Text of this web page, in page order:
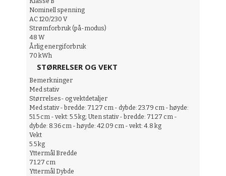
Nominell spenning
AC 120/230 V
Strømforbruk (på-modus)
48 W
Årlig energiforbruk
70 kWh
STØRRELSER OG VEKT
Bemerkninger
Med stativ
Størrelses- og vektdetaljer
Med stativ - bredde: 71.27 cm - dybde: 23.79 cm - høyde:
51.5 cm - vekt: 5.5 kg; Uten stativ - bredde: 71.27 cm -
dybde: 8.36 cm - høyde: 42.09 cm - vekt: 4.8 kg
Vekt
5.5 kg
Yttermål Bredde
71.27 cm
Yttermål Dybde